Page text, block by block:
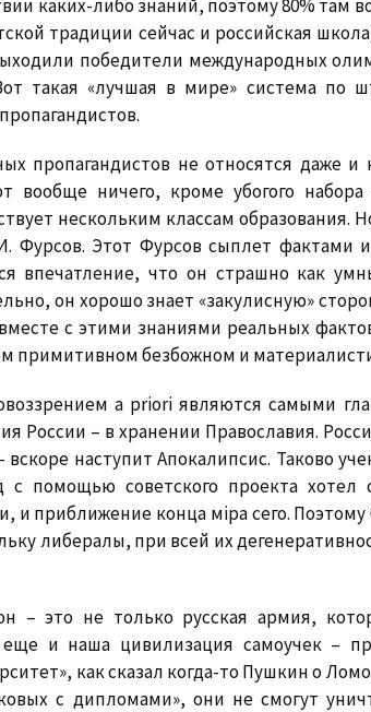
каких-либо знаний, поэтому 80% там
традиции сейчас и российская
победители международных
такая «лучшая в мире» система по
пропагандистов не относятся даже и
вообще ничего, кроме убогого
нескольким классам образования.
Фурсов. Этот Фурсов сыплет
впечатление, что он страшно как
он хорошо знает «закулисную»
с этими знаниями реальных
примитивном безбожном и
a priori являются самыми
России – в хранении Православия.
вскоре наступит Апокалипсис. Таково
с помощью советского проекта
и приближение конца мiра сего.
либералы, при всей их
– это не только русская армия,
еще и наша цивилизация самоучек –
как сказал когда-то Пушкин о
с дипломами», они не смогут